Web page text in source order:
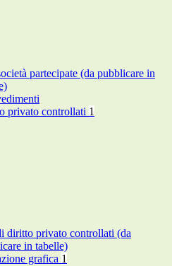
partecipate (da pubblicare in
privato controllati 1
diritto privato controllati (da
in tabelle)
grafica 1